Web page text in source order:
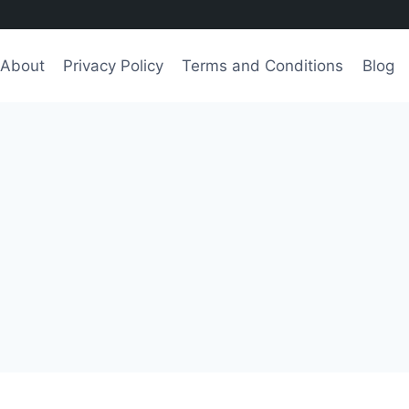
About Privacy Policy Terms and Conditions Blog